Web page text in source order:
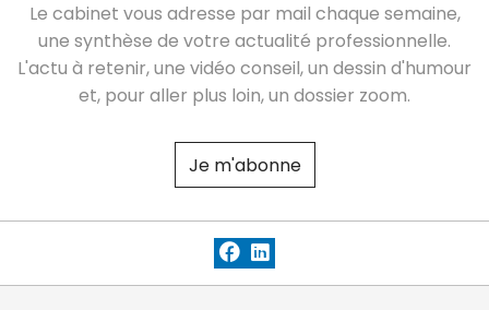
Le cabinet vous adresse par mail chaque semaine,
une synthèse de votre actualité professionnelle.
L'actu à retenir, une vidéo conseil, un dessin d'humour
et, pour aller plus loin, un dossier zoom.
Je m'abonne